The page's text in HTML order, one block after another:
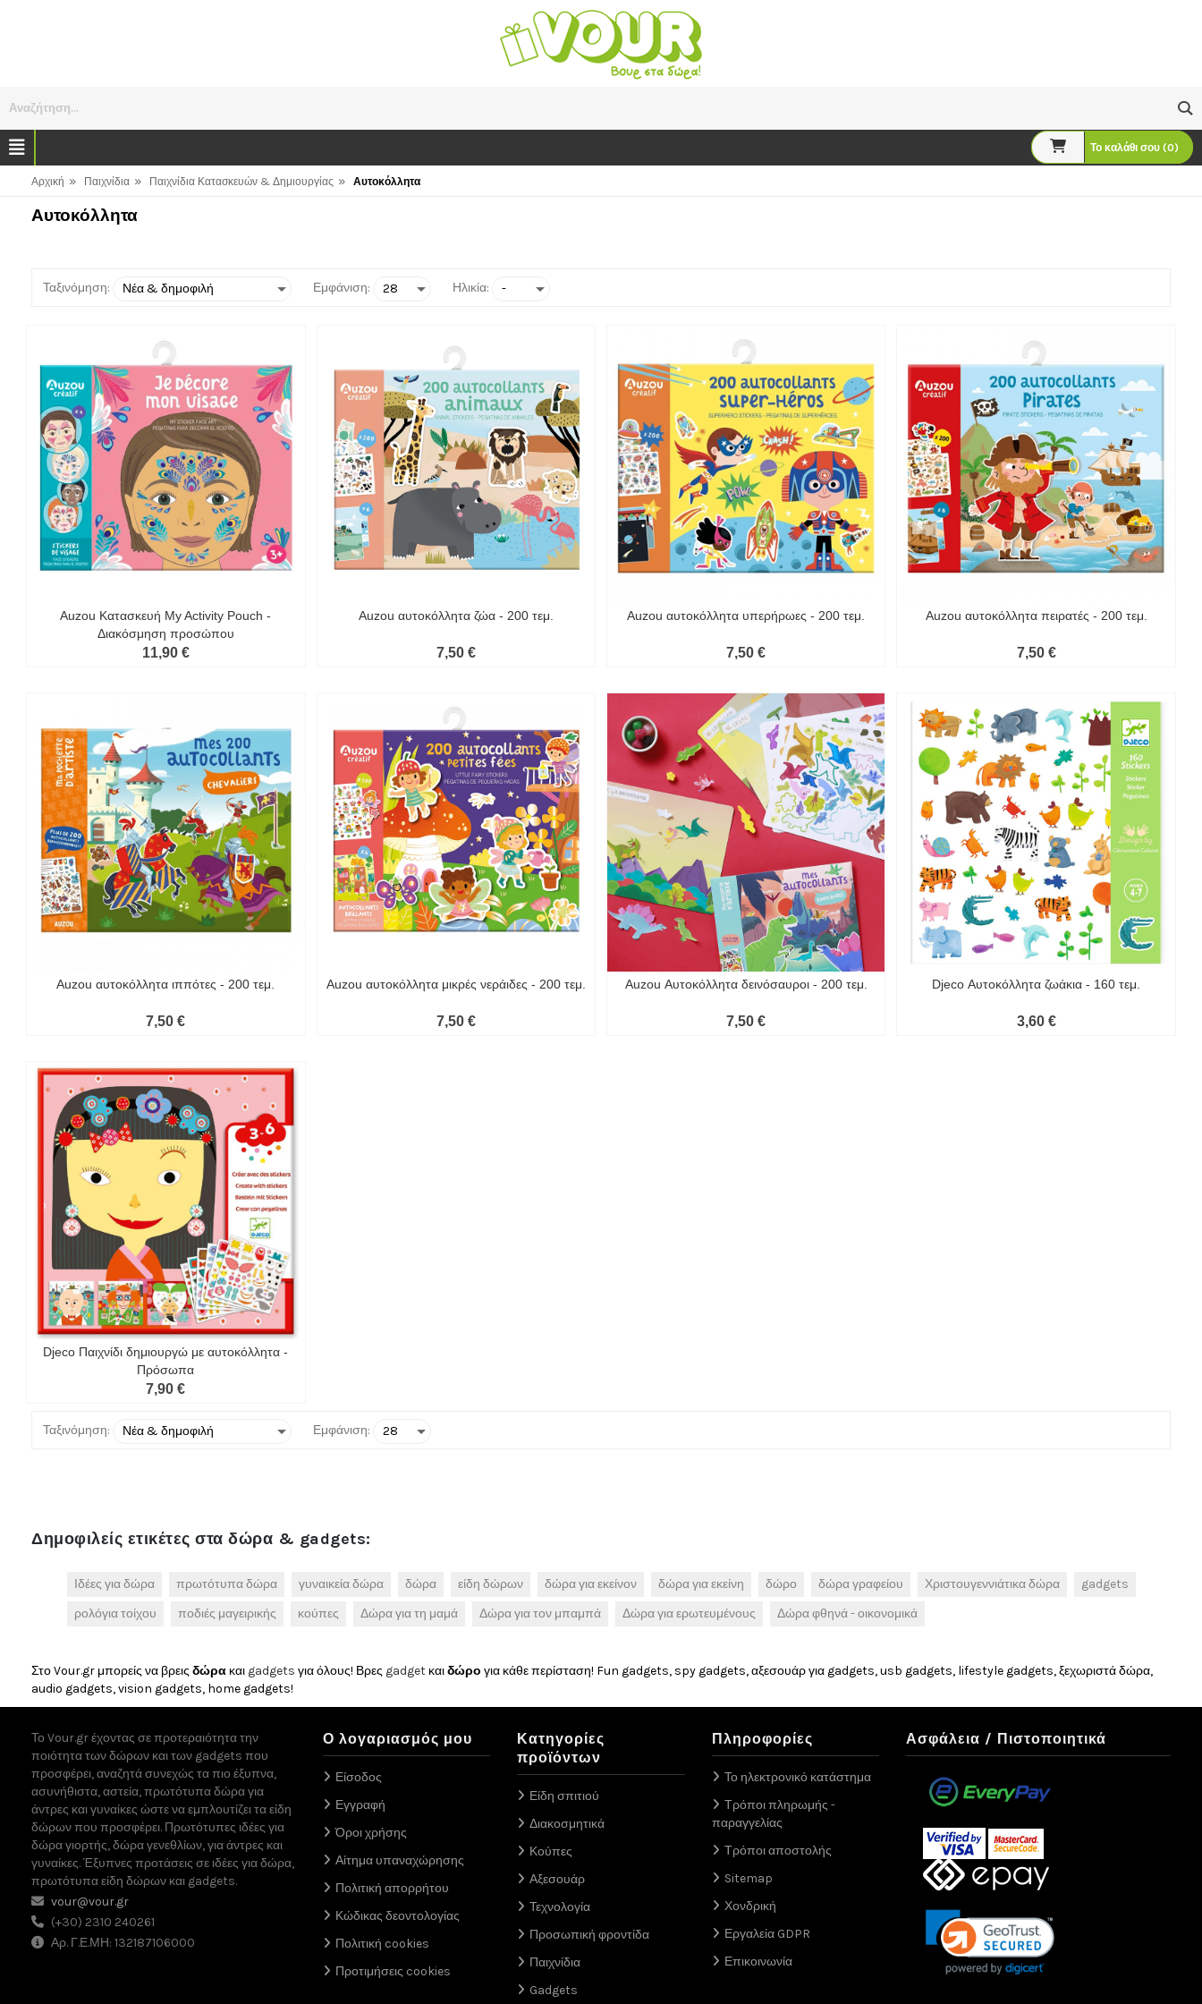
Αναζήτηση...
Το καλάθι σου (0)
Αρχική » Παιχνίδια » Παιχνίδια Κατασκευών & Δημιουργίας » Αυτοκόλλητα
Αυτοκόλλητα
Ταξινόμηση: Εμφάνιση: Ηλικία:
Auzou Κατασκευή My Activity Pouch -
Διακόσμηση προσώπου
11,90 €
Auzou αυτοκόλλητα ζώα - 200 τεμ.
7,50 €
Auzou αυτοκόλλητα υπερήρωες - 200 τεμ.
7,50 €
Auzou αυτοκόλλητα πειρατές - 200 τεμ.
7,50 €
Auzou αυτοκόλλητα ιππότες - 200 τεμ.
7,50 €
Auzou αυτοκόλλητα μικρές νεράιδες - 200 τεμ.
7,50 €
Auzou Αυτοκόλλητα δεινόσαυροι - 200 τεμ.
7,50 €
Djeco Αυτοκόλλητα ζωάκια - 160 τεμ.
3,60 €
Djeco Παιχνίδι δημιουργώ με αυτοκόλλητα -
Πρόσωπα
7,90 €
Ταξινόμηση: Εμφάνιση:
Δημοφιλείς ετικέτες στα δώρα & gadgets:
Ιδέες για δώρα πρωτότυπα δώρα γυναικεία δώρα δώρα είδη δώρων δώρα για εκείνον δώρα για εκείνη δώρο δώρα γραφείου Χριστουγεννιάτικα δώρα
gadgets
ρολόγια τοίχου
ποδιές μαγειρικής κούπες Δώρα για τη μαμά Δώρα για τον μπαμπά Δώρα για ερωτευμένους Δώρα φθηνά - οικονομικά
Στο Vour.gr μπορείς να βρειςδώρα και gadgets για όλους! Βρες gadget καιδώρο για κάθε περίσταση! Fun gadgets, spy gadgets, αξεσουάρ για gadgets, usb gadgets, lifestyle gadgets, ξεχωριστά δώρα,
audio gadgets, vision gadgets, home gadgets!
Το Vour.gr έχοντας σε προτεραιότητα την
ποιότητα των δώρων και των gadgets που
προσφέρει, αναζητά συνεχώς τα πιο έξυπνα,
ασυνήθιστα, αστεία, πρωτότυπα δώρα για
άντρες και γυναίκες ώστε να εμπλουτίζει τα είδη
δώρων που προσφέρει. Πρωτότυπες ιδέες για
δώρα γιορτής, δώρα γενεθλίων, για άντρες και
γυναίκες. Έξυπνες προτάσεις σε ιδέες για δώρα,
πρωτότυπα είδη δώρων και gadgets.
vour@vour.gr
(+30) 2310 240261
Αρ. Γ.Ε.ΜΗ: 132187106000
Ο λογαριασμός μου
Είσοδος
Εγγραφή
Όροι χρήσης
Αίτημα υπαναχώρησης
Πολιτική απορρήτου
Κώδικας δεοντολογίας
Πολιτική cookies
Προτιμήσεις cookies
Κατηγορίες
προϊόντων
Είδη σπιτιού
Διακοσμητικά
Κούπες
Αξεσουάρ
Τεχνολογία
Προσωπική φροντίδα
Παιχνίδια
Gadgets
Πληροφορίες
Το ηλεκτρονικό κατάστημα
Τρόποι πληρωμής -
παραγγελίας
Τρόποι αποστολής
Sitemap
Χονδρική
Εργαλεία GDPR
Επικοινωνία
Ασφάλεια / Πιστοποιητικά